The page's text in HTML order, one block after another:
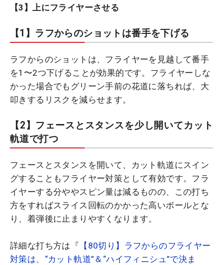
【3】上にフライヤーさせる
【1】ラフからのショットは番手を下げる
ラフからのショットは、フライヤーを見越して番手
を1〜2つ下げることが効果的です。フライヤーしな
かった場合でもグリーン手前の花道に落ちれば、大
叩きするリスクを減らせます。
【2】フェースとスタンスを少し開いてカット
軌道で打つ
フェースとスタンスを開いて、カット軌道にスイン
グすることもフライヤー対策として有効です。フラ
イヤーする分ややスピン量は減るものの、この打ち
方をすればスライス回転のかかった高いボールとな
り、着弾後に止まりやすくなります。
詳細な打ち方は『
【80切り】ラフからのフライヤー
対策は、“カット軌道”＆“ハイフィニシュ”で決ま